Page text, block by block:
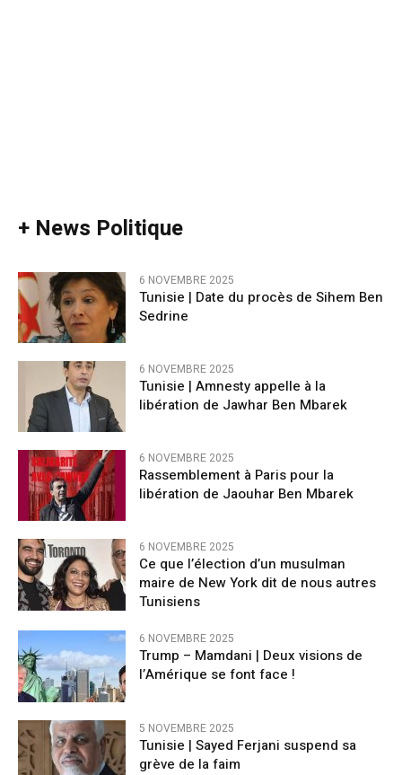
+ News Politique
6 NOVEMBRE 2025
Tunisie | Date du procès de Sihem Ben
Sedrine
6 NOVEMBRE 2025
Tunisie | Amnesty appelle à la
libération de Jawhar Ben Mbarek
6 NOVEMBRE 2025
Rassemblement à Paris pour la
libération de Jaouhar Ben Mbarek
6 NOVEMBRE 2025
Ce que l’élection d’un musulman
maire de New York dit de nous autres
Tunisiens
6 NOVEMBRE 2025
Trump – Mamdani | Deux visions de
l’Amérique se font face !
5 NOVEMBRE 2025
Tunisie | Sayed Ferjani suspend sa
grève de la faim